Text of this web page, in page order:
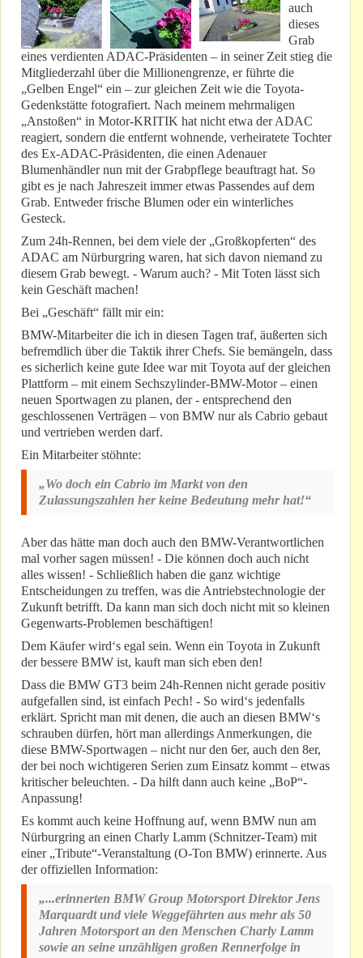
auch
dieses
Grab
eines verdienten ADAC-Präsidenten – in seiner Zeit stieg die
Mitgliederzahl über die Millionengrenze, er führte die
„Gelben Engel“ ein – zur gleichen Zeit wie die Toyota-
Gedenkstätte fotografiert. Nach meinem mehrmaligen
„Anstoßen“ in Motor-KRITIK hat nicht etwa der ADAC
reagiert, sondern die entfernt wohnende, verheiratete Tochter
des Ex-ADAC-Präsidenten, die einen Adenauer
Blumenhändler nun mit der Grabpflege beauftragt hat. So
gibt es je nach Jahreszeit immer etwas Passendes auf dem
Grab. Entweder frische Blumen oder ein winterliches
Gesteck.
Zum 24h-Rennen, bei dem viele der „Großkopferten“ des
ADAC am Nürburgring waren, hat sich davon niemand zu
diesem Grab bewegt. - Warum auch? - Mit Toten lässt sich
kein Geschäft machen!
Bei „Geschäft“ fällt mir ein:
BMW-Mitarbeiter die ich in diesen Tagen traf, äußerten sich
befremdlich über die Taktik ihrer Chefs. Sie bemängeln, dass
es sicherlich keine gute Idee war mit Toyota auf der gleichen
Plattform – mit einem Sechszylinder-BMW-Motor – einen
neuen Sportwagen zu planen, der - entsprechend den
geschlossenen Verträgen – von BMW nur als Cabrio gebaut
und vertrieben werden darf.
Ein Mitarbeiter stöhnte:
„Wo doch ein Cabrio im Markt von den
Zulassungszahlen her keine Bedeutung mehr hat!“
Aber das hätte man doch auch den BMW-Verantwortlichen
mal vorher sagen müssen! - Die können doch auch nicht
alles wissen! - Schließlich haben die ganz wichtige
Entscheidungen zu treffen, was die Antriebstechnologie der
Zukunft betrifft. Da kann man sich doch nicht mit so kleinen
Gegenwarts-Problemen beschäftigen!
Dem Käufer wird‘s egal sein. Wenn ein Toyota in Zukunft
der bessere BMW ist, kauft man sich eben den!
Dass die BMW GT3 beim 24h-Rennen nicht gerade positiv
aufgefallen sind, ist einfach Pech! - So wird‘s jedenfalls
erklärt. Spricht man mit denen, die auch an diesen BMW‘s
schrauben dürfen, hört man allerdings Anmerkungen, die
diese BMW-Sportwagen – nicht nur den 6er, auch den 8er,
der bei noch wichtigeren Serien zum Einsatz kommt – etwas
kritischer beleuchten. - Da hilft dann auch keine „BoP“-
Anpassung!
Es kommt auch keine Hoffnung auf, wenn BMW nun am
Nürburgring an einen Charly Lamm (Schnitzer-Team) mit
einer „Tribute“-Veranstaltung (O-Ton BMW) erinnerte. Aus
der offiziellen Information:
„...erinnerten BMW Group Motorsport Direktor Jens
Marquardt und viele Weggefährten aus mehr als 50
Jahren Motorsport an den Menschen Charly Lamm
sowie an seine unzähligen großen Rennerfolge in